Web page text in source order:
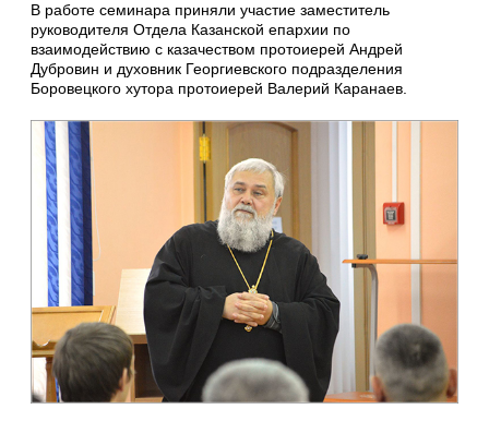
В работе семинара приняли участие заместитель
руководителя Отдела Казанской епархии по
взаимодействию с казачеством протоиерей Андрей
Дубровин и духовник Георгиевского подразделения
Боровецкого хутора протоиерей Валерий Каранаев.